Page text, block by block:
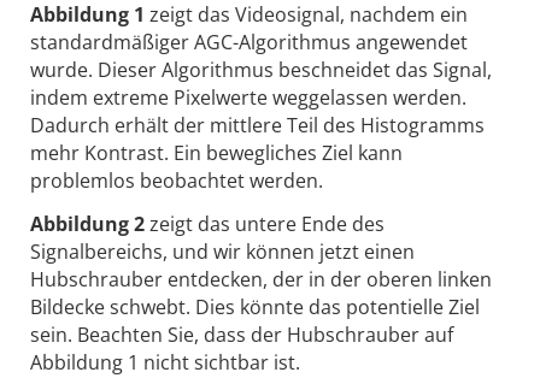
Abbildung 1 zeigt das Videosignal, nachdem ein
standardmäßiger AGC-Algorithmus angewendet
wurde. Dieser Algorithmus beschneidet das Signal,
indem extreme Pixelwerte weggelassen werden.
Dadurch erhält der mittlere Teil des Histogramms
mehr Kontrast. Ein bewegliches Ziel kann
problemlos beobachtet werden.
Abbildung 2zeigt das untere Ende des
Signalbereichs, und wir können jetzt einen
Hubschrauber entdecken, der in der oberen linken
Bildecke schwebt. Dies könnte das potentielle Ziel
sein. Beachten Sie, dass der Hubschrauber auf
Abbildung 1 nicht sichtbar ist.